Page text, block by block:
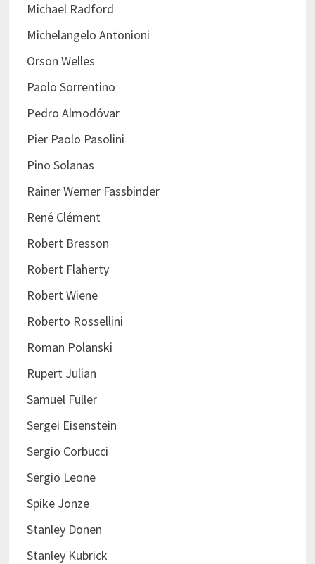
Michael Radford
Michelangelo Antonioni
Orson Welles
Paolo Sorrentino
Pedro Almodóvar
Pier Paolo Pasolini
Pino Solanas
Rainer Werner Fassbinder
René Clément
Robert Bresson
Robert Flaherty
Robert Wiene
Roberto Rossellini
Roman Polanski
Rupert Julian
Samuel Fuller
Sergei Eisenstein
Sergio Corbucci
Sergio Leone
Spike Jonze
Stanley Donen
Stanley Kubrick